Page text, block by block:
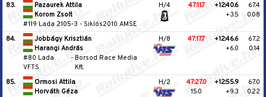
83.
Pazaurek Attila
Korom Zsolt
#119 Lada 2105‐3 - Siklós2010 AMSE
H/4 47:11.7
+12:40.6
+3.5
67.4
0.08
84.
Jobbágy Krisztián
Harangi András
#80 Lada
VFTS
- Borsod Race Media
Kft.
H/8 47:17.7
+12:46.6
+6.0
67.2
0.14
85.
Ormosi Attila
Horváth Géza
H/2
47:27.0
15.0
+12:55.9
+9.3
67.0
0.22